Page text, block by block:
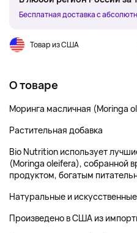
Бесплатная доставка с
Товар из США
О товаре
Моринга масличная (Moringa
Растительная добавка
Bio Nutrition использует
(Moringa oleifera), собранной
продуктом, богатым
Натуральные и
Произведено в США из